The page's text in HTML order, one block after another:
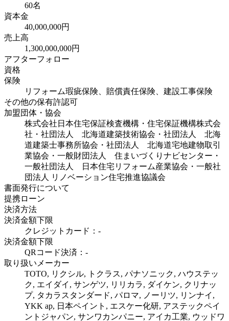
60名
資本金
40,000,000円
売上高
1,300,000,000円
アフターフォロー
資格
保険
リフォーム瑕疵保険、賠償責任保険、建設工事保険
その他の保有許認可
加盟団体・協会
株式会社日本住宅保証検査機構・住宅保証機構株式会
社・社団法人 北海道建築技術協会・社団法人 北海
道建築士事務所協会・社団法人 北海道宅地建物取引
業協会・一般財団法人 住まいづくりナビセンター・
一般社団法人 日本住宅リフォーム産業協会・一般社
団法人 リノベーション住宅推進協議会
書面発行について
提携ローン
決済方法
決済金額下限
クレジットカード：-
決済金額下限
QRコード決済：-
取り扱いメーカー
TOTO, リクシル, トクラス, パナソニック, ハウステッ
ク, エイダイ, サンゲツ, リリカラ, ダイケン, クリナッ
プ, タカラスタンダード, パロマ, ノーリツ, リンナイ,
YKK ap, 日本ペイント, エスケー化研, アステックペイ
ントジャパン, サンワカンパニー, アイカ工業, ウッドワ